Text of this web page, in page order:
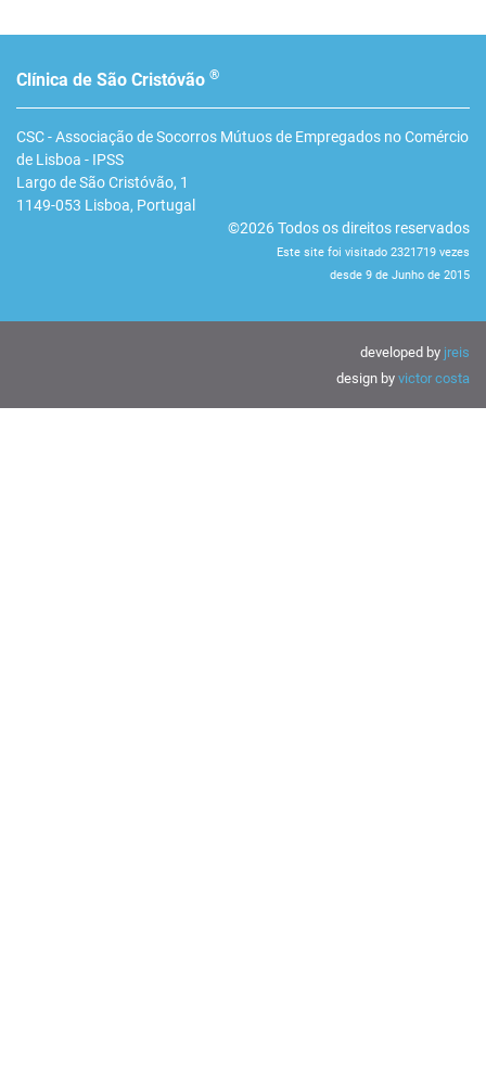
Clínica de São Cristóvão ®
CSC - Associação de Socorros Mútuos de Empregados no Comércio
de Lisboa - IPSS
Largo de São Cristóvão, 1
1149-053 Lisboa, Portugal
©2026 Todos os direitos reservados
Este site foi visitado 2321719 vezes
desde 9 de Junho de 2015
developed by jreis
design by victor costa